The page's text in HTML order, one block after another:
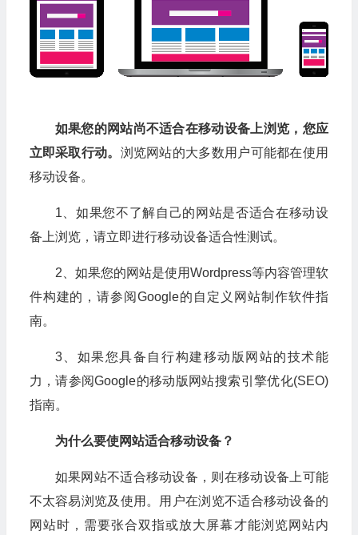
如果您的网站尚不适合在移动设备上浏览，您应
立即采取行动。 浏览网站的大多数用户可能都在使用
移动设备。
1、如果您不了解自己的网站是否适合在移动设
备上浏览，请立即进行移动设备适合性测试。
2、如果您的网站是使用Wordpress等内容管理软
件构建的，请参阅Google的自定义网站制作软件指
南。
3、如果您具备自行构建移动版网站的技术能
力，请参阅Google的移动版网站搜索引擎优化(SEO)
指南。
为什么要使网站适合移动设备？
如果网站不适合移动设备，则在移动设备上可能
不太容易浏览及使用。用户在浏览不适合移动设备的
网站时，需要张合双指或放大屏幕才能浏览网站内